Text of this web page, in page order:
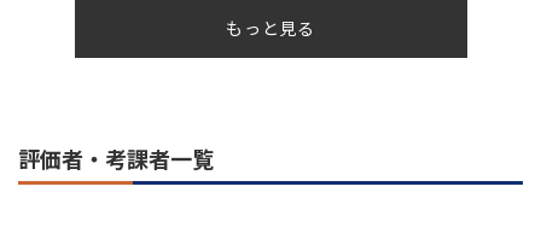
もっと見る
評価者・考課者一覧